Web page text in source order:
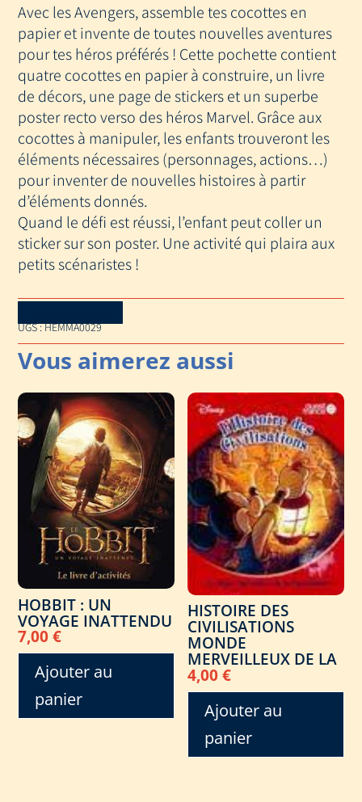
Avec les Avengers, assemble tes cocottes en
papier et invente de toutes nouvelles aventures
pour tes héros préférés ! Cette pochette contient
quatre cocottes en papier à construire, un livre
de décors, une page de stickers et un superbe
poster recto verso des héros Marvel. Grâce aux
cocottes à manipuler, les enfants trouveront les
éléments nécessaires (personnages, actions…)
pour inventer de nouvelles histoires à partir
d’éléments donnés.
Quand le défi est réussi, l’enfant peut coller un
sticker sur son poster. Une activité qui plaira aux
petits scénaristes !
UGS :HEMMA0029
HOBBIT : UN
VOYAGE INATTENDU
7,00€
Ajouter au
panier
HISTOIRE DES
CIVILISATIONS
MONDE
MERVEILLEUX DE LA
4,00€
Ajouter au
panier